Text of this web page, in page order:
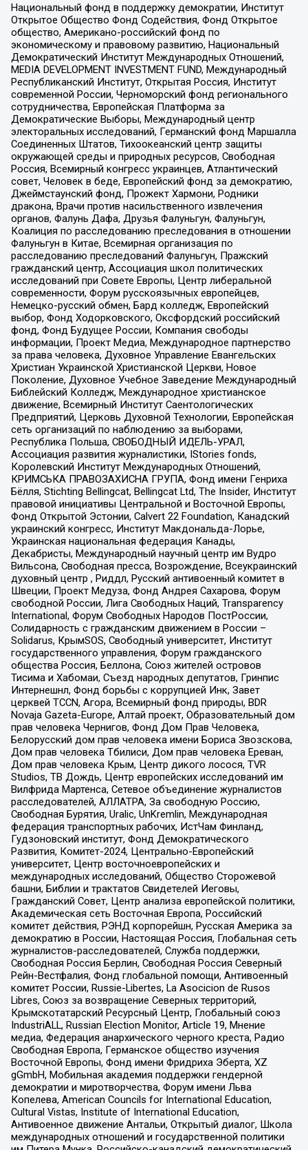
Национальный фонд в поддержку демократии, Институт
Открытое Общество Фонд Содействия, Фонд Открытое
общество, Американо-российский фонд по
экономическому и правовому развитию, Национальный
Демократический Институт Международных Отношений,
MEDIA DEVELOPMENT INVESTMENT FUND, Международный
Республиканский Институт, Открытая Россия, Институт
современной России, Черноморский фонд регионального
сотрудничества, Европейская Платформа за
Демократические Выборы, Международный центр
электоральных исследований, Германский фонд Маршалла
Соединенных Штатов, Тихоокеанский центр защиты
окружающей среды и природных ресурсов, Свободная
Россия, Всемирный конгресс украинцев, Атлантический
совет, Человек в беде, Европейский фонд за демократию,
Джеймстаунский фонд, Прожект Хармони, Родники
дракона, Врачи против насильственного извлечения
органов, Фалунь Дафа, Друзья Фалуньгун, Фалуньгун,
Коалиция по расследованию преследования в отношении
Фалуньгун в Китае, Всемирная организация по
расследованию преследований Фалуньгун, Пражский
гражданский центр, Ассоциация школ политических
исследований при Совете Европы, Центр либеральной
современности, Форум русскоязычных европейцев,
Немецко-русский обмен, Бард колледж, Европейский
выбор, Фонд Ходорковского, Оксфордский российский
фонд, Фонд Будущее России, Компания свободы
информации, Проект Медиа, Международное партнерство
за права человека, Духовное Управление Евангельских
Христиан Украинской Христианской Церкви, Новое
Поколение, Духовное Учебное Заведение Международный
Библейский Колледж, Международное христианское
движение, Всемирный Институт Саентологических
Предприятий, Церковь Духовной Технологии, Европейская
сеть организаций по наблюдению за выборами,
Республика Польша, СВОБОДНЫЙ ИДЕЛЬ-УРАЛ,
Ассоциация развития журналистики, IStories fonds,
Королевский Институт Международных Отношений,
КРИМСЬКА ПРАВОЗАХИСНА ГРУПА, Фонд имени Генриха
Бёлля, Stichting Bellingcat, Bellingcat Ltd, The Insider, Институт
правовой инициативы Центральной и Восточной Европы,
Фонд Открытой Эстонии, Calvert 22 Foundation, Канадский
украинский конгресс, Институт Макдональда-Лорье,
Украинская национальная федерация Канады,
Декабристы, Международный научный центр им Вудро
Вильсона, Свободная пресса, Возрождение, Всеукраинский
духовный центр , Риддл, Русский антивоенный комитет в
Швеции, Проект Медуза, Фонд Андрея Сахарова, Форум
свободной России, Лига Свободных Наций, Transparеncy
International, Форум Свободных Народов ПостРоссии,
Солидарность с гражданским движением в России –
Solidarus, КрымSOS, Свободный университет, Институт
государственного управления, Форум гражданского
общества Россия, Беллона, Союз жителей островов
Тисима и Хабомаи, Съезд народных депутатов, Гринпис
Интернешнл, Фонд борьбы с коррупцией Инк, Завет
церквей TCCN, Агора, Всемирный фонд природы, BDR
Novaja Gazeta-Europe, Алтай проект, Образовательный дом
прав человека Чернигов, Фонд Дом Прав Человека,
Белорусский дом прав человека имени Бориса Звозскова,
Дом прав человека Тбилиси, Дом прав человека Ереван,
Дом прав человека Крым, Центр дикого лосося, TVR
Studios, ТВ Дождь, Центр европейских исследований им
Вилфрида Мартенса, Сетевое объединение журналистов
расследователей, АЛЛАТРА, За свободную Россию,
Свободная Бурятия, Uralic, UnKremlin, Международная
федерация транспортных рабочих, ИстЧам Финланд,
Гудзоновский институт, Фонд Демократического
Развития, Комитет-2024, Центрально-Европейский
университет, Центр восточноевропейских и
международных исследований, Общество Сторожевой
башни, Библии и трактатов Свидетелей Иеговы,
Гражданский Совет, Центр анализа европейской политики,
Академическая сеть Восточная Европа, Российский
комитет действия, РЭНД корпорейшн, Русская Америка за
демократию в России, Настоящая Россия, Глобальная сеть
журналистов-расследователей, Служба поддержки,
Свободная Россия Берлин, Свободная Россия Северный
Рейн-Вестфалия, Фонд глобальной помощи, Антивоенный
комитет России, Russie-Libertes, La Asocicion de Rusos
Libres, Союз за возвращение Северных территорий,
Крымскотатарский Ресурсный Центр, Глобальный союз
IndustriALL, Russian Election Monitor, Article 19, Мнение
медиа, Федерация анархического черного креста, Радио
Свободная Европа, Германское общество изучения
Восточной Европы, Фонд имени Фридриха Эберта, XZ
gGmbH, Мобильная академия поддержки гендерной
демократии и миротворчества, Форум имени Льва
Копелева, American Councils for International Education,
Cultural Vistas, Institute of International Education,
Антивоенное движение Антальи, Открытый диалог, Школа
международных отношений и государственной политики